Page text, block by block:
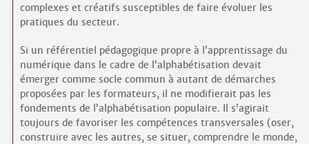
complexes et créatifs susceptibles de faire évoluer les
pratiques du secteur.
Si un référentiel pédagogique propre à l’apprentissage du
numérique dans le cadre de l’alphabétisation devait
émerger comme socle commun à autant de démarches
proposées par les formateurs, il ne modifierait pas les
fondements de l’alphabétisation populaire. Il s’agirait
toujours de favoriser les compétences transversales (oser,
construire avec les autres, se situer, comprendre le monde,